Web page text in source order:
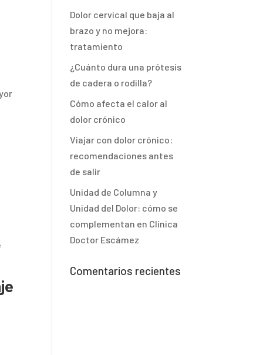
Dolor cervical que baja al
brazo y no mejora:
tratamiento
¿Cuánto dura una prótesis
de cadera o rodilla?
Cómo afecta el calor al
dolor crónico
Viajar con dolor crónico:
recomendaciones antes
de salir
Unidad de Columna y
Unidad del Dolor: cómo se
complementan en Clínica
Doctor Escámez
Comentarios recientes